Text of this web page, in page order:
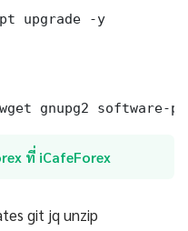
upgrade -y
gnupg2 software-
ที่ iCafeForex
git jq unzip